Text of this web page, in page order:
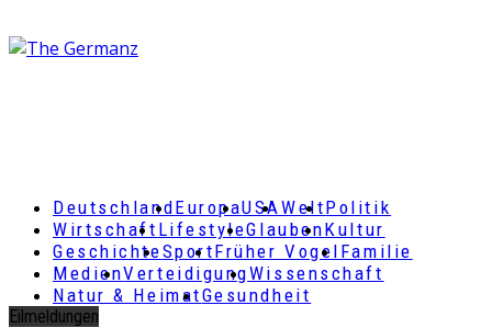
DeutschlandEuropaUSAWeltPolitik
Wirtschaft LifestyleGlaubenKultur
GeschichteSportFrüher Vogel Familie
MedienVerteidigungWissenschaft
Natur & HeimatGesundheit
Eilmeldungen